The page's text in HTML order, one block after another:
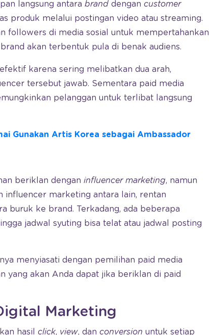
langsung antara brand dengan customer
produk melalui postingan video atau streaming.
followers di media sosial untuk mempertahankan
akan terbentuk pula di benak audiens.
karena sering melibatkan dua arah,
tersebut jawab. Sementara paid media
pelanggan untuk terlibat langsung
Gunakan Artis Korea sebagai Ambassador
beriklan dengan influencer marketing, namun
influencer marketing antara lain, rentan
buruk ke brand. Terkadang, ada beberapa
jadwal syuting bisa telat atau jadwal posting
menyiasati dengan pemilihan paid media
yang akan Anda dapat jika beriklan di paid
Marketing
hasil click, view, dan conversion untuk setiap